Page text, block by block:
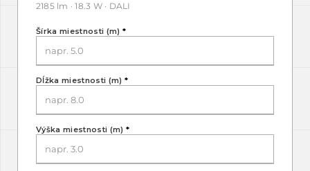
2185 lm · 18.3 W · DALI
Šírka miestnosti (m) *
Dĺžka miestnosti (m) *
Výška miestnosti (m) *